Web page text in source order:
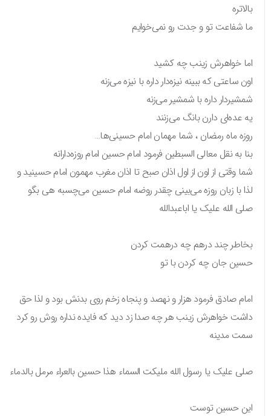
بالاتره
ما شفاعت تو و جدت رو نمی‌خوایم
اما خواهرش زینب چه کشید
اون ساعتی که ببینه نیزه‌دار داره با نیزه می‌زنه
شمشیردار داره با شمشیر می‌زنه
یه عده‌ای دارن بانگ می‌زنند
روزه ماه رمضان ، شما مهمان امام حسینی‌ها…
بنا به نقل معالی السبطین فرمود امام حسین امام روزه‌دارانه
شما وقتی از اون از اول اذان صبح تا اذان مغرب مهمون امام حسینید و
لذا با زبان روزه می‌بینی چقدر روضه امام حسین می‌چسبه هی بگو
صلی الله علیک یا اباعبدالله
بخاطر چند درهم چه درهمت کردن
حسین جان چه کردن با تو
امام صادق فرمود هزار و نهصد و پنجاه زخم روی بدنش بود و لذا حق
داشت خواهرش زینب هر چه صدا زد دید که فایده نداره روش رو کرد
سمت مدینه
صلی علیک یا رسول الله ملیکت السماء هذا حسین بالعراء مرمل بالدماء
این حسین توست